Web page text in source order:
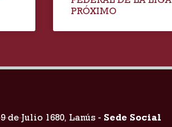
PRÓXIMO
9 de Julio 1680, Lanús - Sede Social